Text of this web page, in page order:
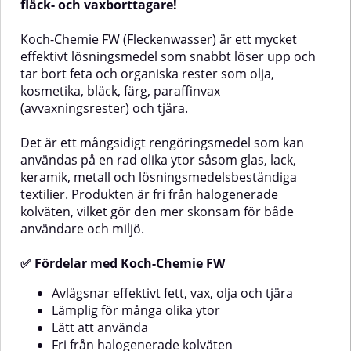
djuprengörande formulan löser
effektivt upp ingrodd smuts och
metallpartiklar samtidigt som
den rengör fälgar och andra ytor
på djupet. Produkten är enkel att
applicera med spray och ger
mycket hög effektivitet tack vare
sin högteknologiska formula.SGA
fungerar både som
flygrostborttagare och
fälgrengöring, vilket gör den till
ett effektivt val för både
professionella användare och
entusiaster som vill hålla fordon
och utrustning rena och
bort flygrost, bromsdamm och
järnpartiklarExtremt effektiv och
snabbverkande
formulaKombinerad
flygrostborttagare och
fälgrengöringFungerar på både
fälgar och däckDjuprengörande
skonsam samt lämnar efter sig en
behaglig citrusdoft. Produkten är
snabbverkande och idealisk för
användning inom fordonsvård,
verkstad, industri och andra
behöver tas bort utan att skada
Chemie Orange PowerEffektiv
mot lim, tjära, tuggummi, fett,
olja och liknandeSnabbt
verkande med långsam
avdunstning för bästa
effektInnehåller naturliga
bara applicera, låt verka och
torka
avAnvändningsområdenAnvänd
Koch-Chemie Orange Power för
att ta bort:Lim- och klisterrester
etiketter)Gummi- och
fläck- och vaxborttagare!
Koch-Chemie FW (Fleckenwasser) är ett mycket
effektivt lösningsmedel som snabbt löser upp och
tar bort feta och organiska rester som olja,
kosmetika, bläck, färg, paraffinvax
(avvaxningsrester) och tjära.
Det är ett mångsidigt rengöringsmedel som kan
användas på en rad olika ytor såsom glas, lack,
keramik, metall och lösningsmedelsbeständiga
textilier. Produkten är fri från halogenerade
kolväten, vilket gör den mer skonsam för både
användare och miljö.
✅ Fördelar med Koch-Chemie FW
Avlägsnar effektivt fett, vax, olja och tjära
Lämplig för många olika ytor
Lätt att använda
Fri från halogenerade kolväten